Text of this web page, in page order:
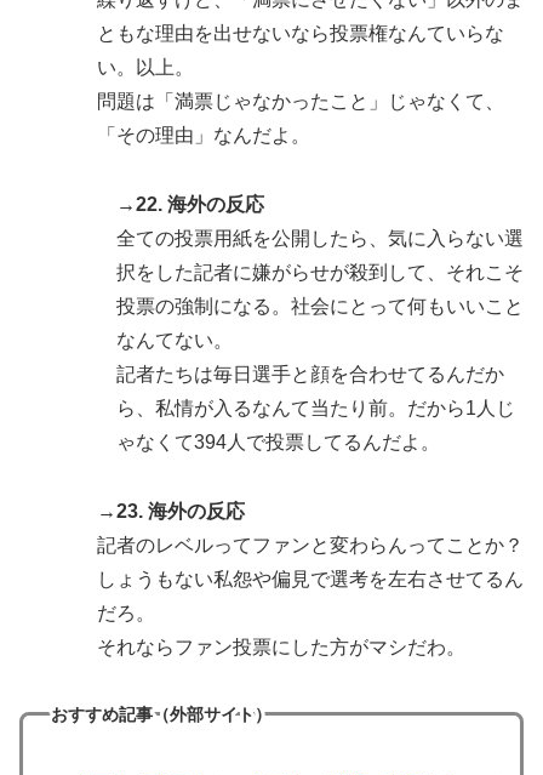
ともな理由を出せないなら投票権なんていらな
い。以上。
問題は「満票じゃなかったこと」じゃなくて、
「その理由」なんだよ。
→22. 海外の反応
全ての投票用紙を公開したら、気に入らない選
択をした記者に嫌がらせが殺到して、それこそ
投票の強制になる。社会にとって何もいいこと
なんてない。
記者たちは毎日選手と顔を合わせてるんだか
ら、私情が入るなんて当たり前。だから1人じ
ゃなくて394人で投票してるんだよ。
→23. 海外の反応
記者のレベルってファンと変わらんってことか？
しょうもない私怨や偏見で選考を左右させてるん
だろ。
それならファン投票にした方がマシだわ。
おすすめ記事（外部サイト）